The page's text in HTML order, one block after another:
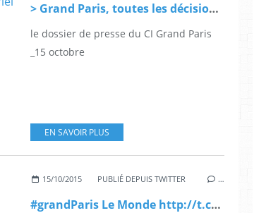
> Grand Paris, toutes les décisions du comité interministeriel
le dossier de presse du CI Grand Paris
_15 octobre
EN SAVOIR PLUS
15/10/2015 PUBLIÉ DEPUIS TWITTER …
#grandParis Le Monde http://t.co/n6DXI7zk3g